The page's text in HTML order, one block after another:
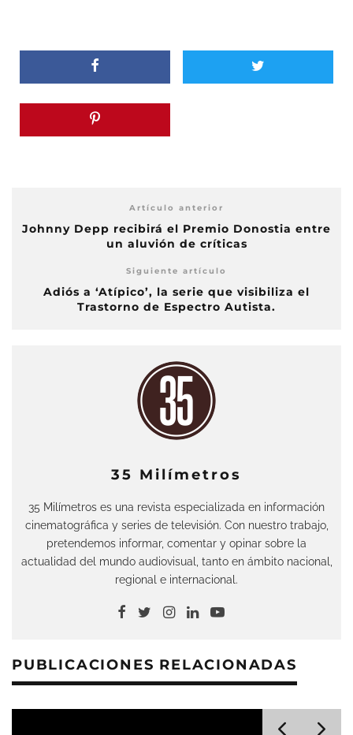
Artículo anterior
Johnny Depp recibirá el Premio Donostia entre
un aluvión de críticas
Siguiente artículo
Adiós a ‘Atípico’, la serie que visibiliza el
Trastorno de Espectro Autista.
35 Milímetros
35 Milímetros es una revista especializada en información
cinematográfica y series de televisión. Con nuestro trabajo,
pretendemos informar, comentar y opinar sobre la
actualidad del mundo audiovisual, tanto en ámbito nacional,
regional e internacional.
PUBLICACIONES RELACIONADAS